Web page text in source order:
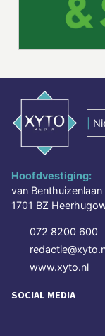
Hoofdvestiging:
van Benthuizenlaan
1701 BZ
072 8200 600
www.xyto.nl
SOCIAL MEDIA